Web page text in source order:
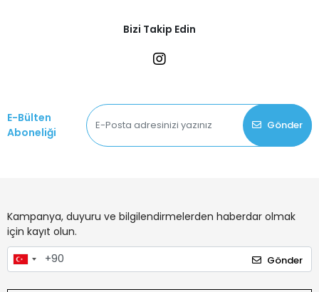
Bizi Takip Edin
E-Bülten
Aboneliği
Gönder
Kampanya, duyuru ve bilgilendirmelerden haberdar olmak
için kayıt olun.
Gönder